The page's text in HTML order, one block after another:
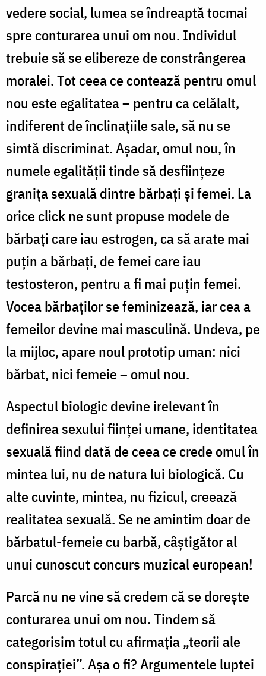
vedere social, lumea se îndreaptă tocmai
spre conturarea unui om nou. Individul
trebuie să se elibereze de constrângerea
moralei. Tot ceea ce contează pentru omul
nou este egalitatea – pentru ca celălalt,
indiferent de înclinațiile sale, să nu se
simtă discriminat. Așadar, omul nou, în
numele egalității tinde să desființeze
granița sexuală dintre bărbați și femei. La
orice click ne sunt propuse modele de
bărbați care iau estrogen, ca să arate mai
puțin a bărbați, de femei care iau
testosteron, pentru a fi mai puțin femei.
Vocea bărbaților se feminizează, iar cea a
femeilor devine mai masculină. Undeva, pe
la mijloc, apare noul prototip uman: nici
bărbat, nici femeie – omul nou.
Aspectul biologic devine irelevant în
definirea sexului ființei umane, identitatea
sexuală fiind dată de ceea ce crede omul în
mintea lui, nu de natura lui biologică. Cu
alte cuvinte, mintea, nu fizicul, creează
realitatea sexuală. Se ne amintim doar de
bărbatul-femeie cu barbă, câștigător al
unui cunoscut concurs muzical european!
Parcă nu ne vine să credem că se dorește
conturarea unui om nou. Tindem să
categorisim totul cu afirmația „teorii ale
conspirației”. Așa o fi? Argumentele luptei